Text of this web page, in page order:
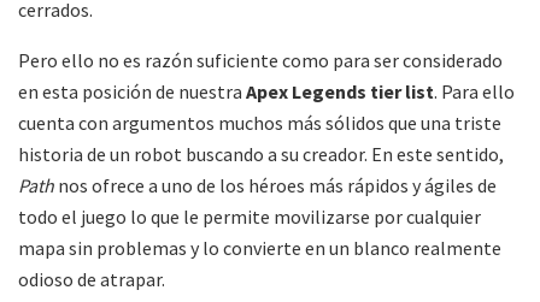
cerrados.
Pero ello no es razón suficiente como para ser considerado
en esta posición de nuestra Apex Legends tier list. Para ello
cuenta con argumentos muchos más sólidos que una triste
historia de un robot buscando a su creador. En este sentido,
Path nos ofrece a uno de los héroes más rápidos y ágiles de
todo el juego lo que le permite movilizarse por cualquier
mapa sin problemas y lo convierte en un blanco realmente
odioso de atrapar.